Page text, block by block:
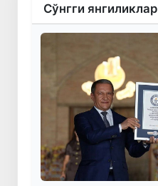
Сўнгги янгиликлар